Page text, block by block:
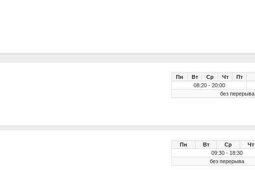
Пн Вт Ср Чт Пт
08:20 - 20:00
без перерыва
Пн Вт Ср Чт
09:30 - 18:30
без перерыва